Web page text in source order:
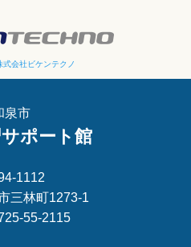
式会社ビケンテクノ
泉市
ポート館
1112
三林町1273-1
55-2115